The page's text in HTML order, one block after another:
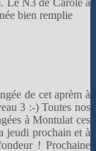
Le N3 de Carole a
bien remplie
de cet aprèm à
3 :-) Toutes nos
à Montulat ces
jeudi prochain et à
! Prochaine